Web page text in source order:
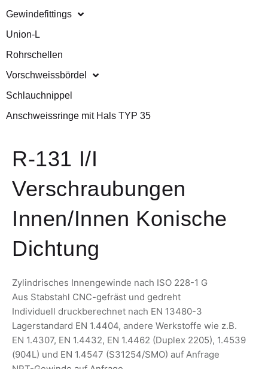
Gewindefittings
Union-L
Rohrschellen
Vorschweissbördel
Schlauchnippel
Anschweissringe mit Hals TYP 35
R-131 I/I
Verschraubungen
Innen/Innen Konische
Dichtung
Zylindrisches Innengewinde nach ISO 228-1 G
Aus Stabstahl CNC-gefräst und gedreht
Individuell druckberechnet nach EN 13480-3
Lagerstandard EN 1.4404, andere Werkstoffe wie z.B.
EN 1.4307, EN 1.4432, EN 1.4462 (Duplex 2205), 1.4539
(904L) und EN 1.4547 (S31254/SMO) auf Anfrage